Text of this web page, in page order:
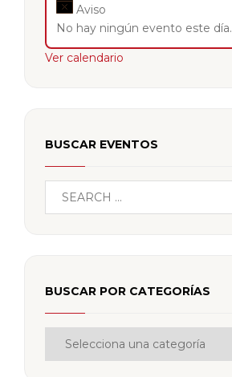
Aviso
No hay ningún evento este día.
Ver calendario
BUSCAR EVENTOS
BUSCAR POR CATEGORÍAS